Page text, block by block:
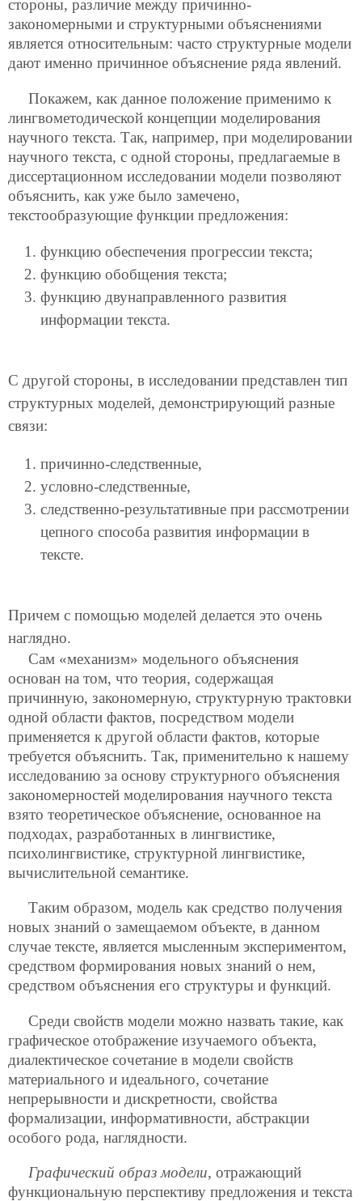
стороны, различие между причинно-
закономерными и структурными объяснениями
является относительным: часто структурные модели
дают именно причинное объяснение ряда явлений.
Покажем, как данное положение применимо к
лингвометодической концепции моделирования
научного текста. Так, например, при моделировании
научного текста, с одной стороны, предлагаемые в
диссертационном исследовании модели позволяют
объяснить, как уже было замечено,
текстообразующие функции предложения:
функцию обеспечения прогрессии текста;
функцию обобщения текста;
функцию двунаправленного развития
информации текста.
С другой стороны, в исследовании представлен тип
структурных моделей, демонстрирующий разные
связи:
причинно-следственные,
условно-следственные,
следственно-результативные при рассмотрении
цепного способа развития информации в
тексте.
Причем с помощью моделей делается это очень
наглядно.
Сам «механизм» модельного объяснения
основан на том, что теория, содержащая
причинную, закономерную, структурную трактовки
одной области фактов, посредством модели
применяется к другой области фактов, которые
требуется объяснить. Так, применительно к нашему
исследованию за основу структурного объяснения
закономерностей моделирования научного текста
взято теоретическое объяснение, основанное на
подходах, разработанных в лингвистике,
психолингвистике, структурной лингвистике,
вычислительной семантике.
Таким образом, модель как средство получения
новых знаний о замещаемом объекте, в данном
случае тексте, является мысленным экспериментом,
средством формирования новых знаний о нем,
средством объяснения его структуры и функций.
Среди свойств модели можно назвать такие, как
графическое отображение изучаемого объекта,
диалектическое сочетание в модели свойств
материального и идеального, сочетание
непрерывности и дискретности, свойства
формализации, информативности, абстракции
особого рода, наглядности.
Графический образ модели, отражающий
функциональную перспективу предложения и текста